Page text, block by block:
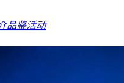
品鉴活动